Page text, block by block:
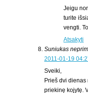
Jeigu
turite
vengti.
Atsakyti
Suniukas
2011-01-19
Sveiki,
Prieš dvi
priekinę kojytę.